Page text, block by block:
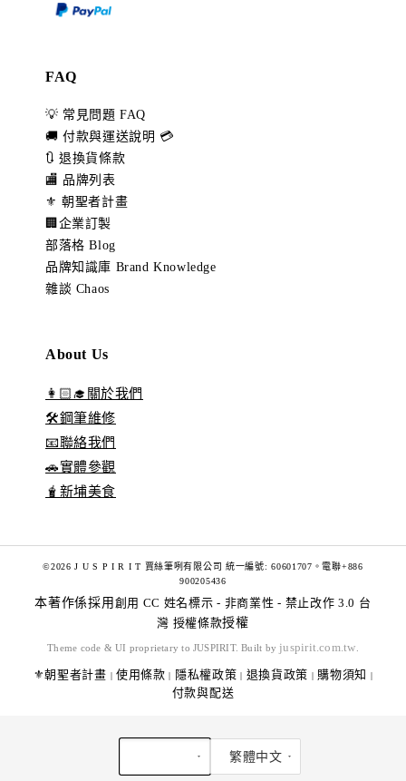
FAQ
💡 常見問題 FAQ
🚚 付款與運送說明 💳
🔃 退換貨條款
🏬 品牌列表
⚜️ 朝聖者計畫
🏢企業訂製
部落格 Blog
品牌知識庫 Brand Knowledge
雜談 Chaos
About Us
👩🏻‍🎓關於我們
🛠️鋼筆維修
📧聯絡我們
🚗實體參觀
🧋新埔美食
©2026 J U S P I R I T 賈絲筆咧有限公司 統一編號: 60601707。電聯+886
900205436
本著作係採用 創用 CC 姓名標示 - 非商業性 - 禁止改作 3.0 台
灣 授權條款授權
Theme code & UI proprietary to JUSPIRIT. Built by juspirit.com.tw
⚜️朝聖者計畫 | 使用條款 | 隱私權政策 | 退換貨政策 | 購物須知 |
付款與配送